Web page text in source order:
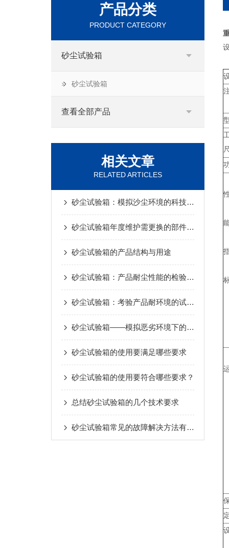
产品分类
PRODUCT CATEGORY
砂尘试验箱
砂尘试验箱
查看全部产品
相关文章
RELATED ARTICLES
砂尘试验箱：模拟沙尘环境的科技卫士
砂尘试验箱年度维护需更换的部件及判断依据
砂尘试验箱的产品结构与用途
砂尘试验箱：产品耐尘性能的检验设备
砂尘试验箱：考验产品耐环境的试炼场
砂尘试验箱——模拟恶劣环境下的颗粒物侵蚀与评估
砂尘试验箱的使用要满足哪些要求
砂尘试验箱的使用要符合哪些要求？
总结砂尘试验箱的几个技术要求
砂尘试验箱常见的故障解决方法有哪些